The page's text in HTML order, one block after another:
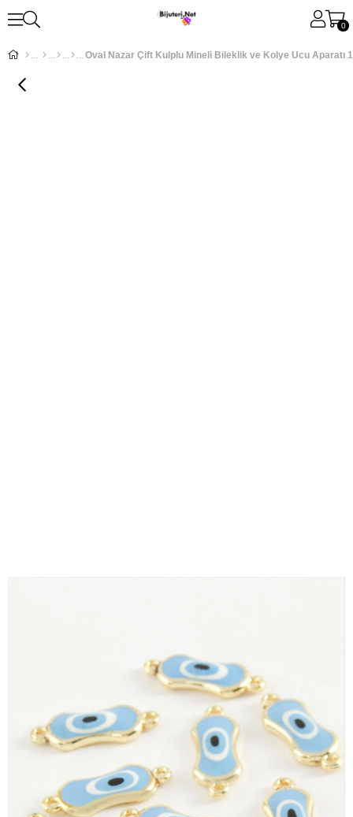
0
Oval Nazar Çift Kulplu Mineli Bileklik ve Kolye Ucu Aparatı